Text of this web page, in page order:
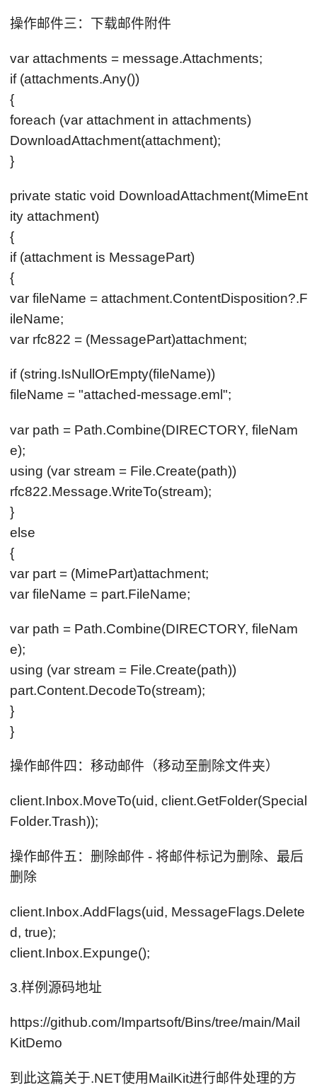
操作邮件三：下载邮件附件
var attachments = message.Attachments;
if (attachments.Any())
{
foreach (var attachment in attachments)
DownloadAttachment(attachment);
}
private static void DownloadAttachment(MimeEnt
ity attachment)
{
if (attachment is MessagePart)
{
var fileName = attachment.ContentDisposition?.F
ileName;
var rfc822 = (MessagePart)attachment;
if (string.IsNullOrEmpty(fileName))
fileName = "attached-message.eml";
var path = Path.Combine(DIRECTORY, fileNam
e);
using (var stream = File.Create(path))
rfc822.Message.WriteTo(stream);
}
else
{
var part = (MimePart)attachment;
var fileName = part.FileName;
var path = Path.Combine(DIRECTORY, fileNam
e);
using (var stream = File.Create(path))
part.Content.DecodeTo(stream);
}
}
操作邮件四：移动邮件（移动至删除文件夹）
client.Inbox.MoveTo(uid, client.GetFolder(Special
Folder.Trash));
操作邮件五：删除邮件 - 将邮件标记为删除、最后
删除
client.Inbox.AddFlags(uid, MessageFlags.Delete
d, true);
client.Inbox.Expunge();
3.样例源码地址
https://github.com/Impartsoft/Bins/tree/main/Mail
KitDemo
到此这篇关于.NET使用MailKit进行邮件处理的方